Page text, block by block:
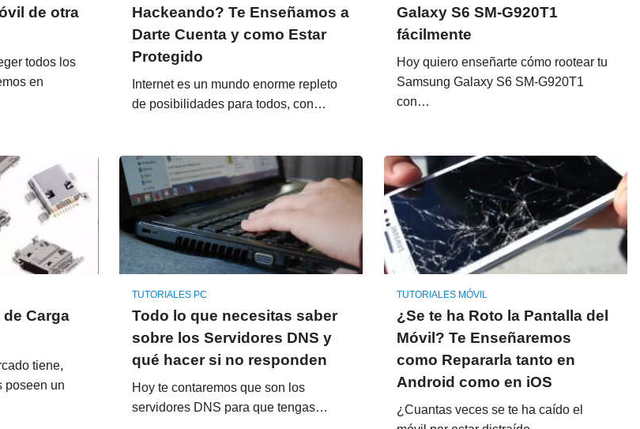
de otra
todos los
en
Hackeando? Te Enseñamos a
Darte Cuenta y como Estar
Protegido
Internet es un mundo enorme repleto
de posibilidades para todos, con…
Galaxy S6 SM-G920T1
fácilmente
Hoy quiero enseñarte cómo rootear tu
Samsung Galaxy S6 SM-G920T1
con…
Carga
tiene,
poseen un
TUTORIALES PC
Todo lo que necesitas saber
sobre los Servidores DNS y
qué hacer si no responden
Hoy te contaremos que son los
servidores DNS para que tengas…
TUTORIALES MÓVIL
¿Se te ha Roto la Pantalla del
Móvil? Te Enseñaremos
como Repararla tanto en
Android como en iOS
¿Cuantas veces se te ha caído el